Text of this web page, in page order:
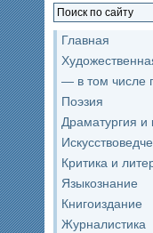
Главная
— в том числе
Поэзия
Драматургия и
Критика и
Языкознание
Книгоиздание
Журналистика